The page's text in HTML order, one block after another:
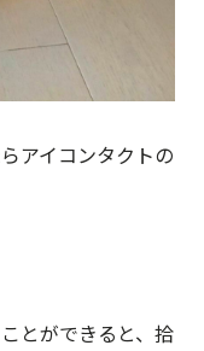
アイコンタクトの
とができると、拾